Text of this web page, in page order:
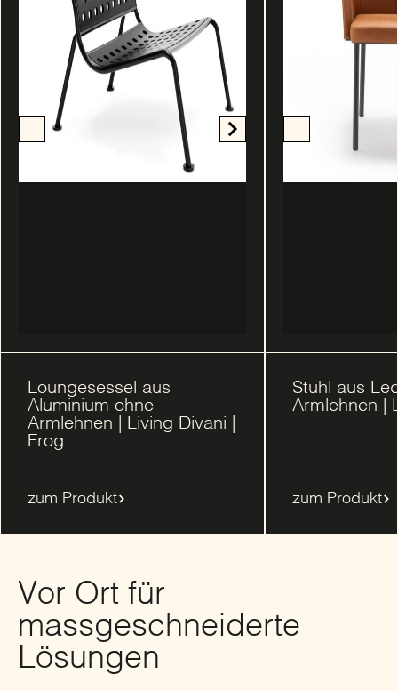
Loungesessel aus
Aluminium ohne
Armlehnen | Living Divani |
Frog
zum Produkt
Stuhl aus
Armlehnen |
zum Produkt
Vor Ort für
massgeschneiderte
Lösungen